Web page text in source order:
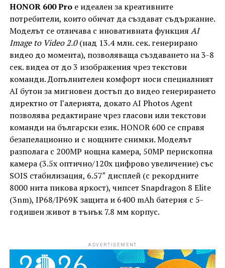
HONOR 600 Proе идеален за креативните
потребители, които обичат да създават съдържание.
Моделът се отличава с иновативната функция AI
Image to Video 2.0(над 13.4 млн. сек. генерирано
видео до момента), позволяваща създаването на 3-8
сек. видеа от до 3 изображения чрез текстови
команди. Допълнителен комфорт носи специалният
AI бутон за мигновен достъп до видео генерирането
директно от Галерията, докато AI Photos Agent
позволява редактиране чрез гласови или текстови
команди на български език. HONOR 600 се справя
безапелационно и с нощните снимки. Моделът
разполага с 200MP нощна камера, 50MP перископна
камера (3.5x оптично/120x цифрово увеличение) със
SOIS стабилизация, 6.57″ дисплей (с рекордните
8000 нита пикова яркост), чипсет Snapdragon 8 Elite
(3nm), IP68/IP69K защита и 6400 mAh батерия с 5-
годишен живот в тънък 7.8 мм корпус.
ADVERTISEMENT